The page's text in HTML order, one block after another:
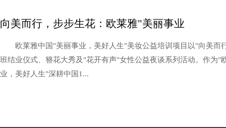
向美而行，步步生花：欧莱雅"美丽事业
欧莱雅中国"美丽事业，美好人生"美妆公益培训项目以"向美
班结业仪式、簪花大秀及"花开有声"女性公益夜谈系列活动。作为
业，美好人生"深耕中国1...